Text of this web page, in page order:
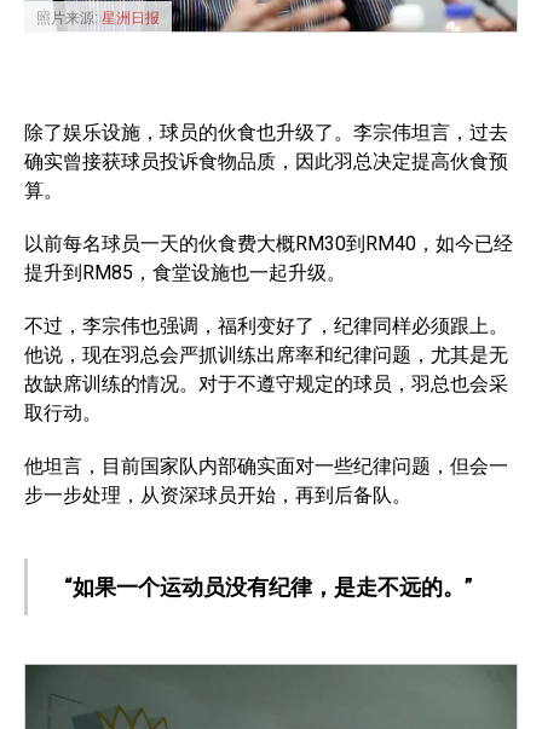
照片来源: 星洲日报
除了娱乐设施，球员的伙食也升级了。李宗伟坦言，过去
确实曾接获球员投诉食物品质，因此羽总决定提高伙食预
算。
以前每名球员一天的伙食费大概RM30到RM40，如今已经
提升到RM85，食堂设施也一起升级。
不过，李宗伟也强调，福利变好了，纪律同样必须跟上。
他说，现在羽总会严抓训练出席率和纪律问题，尤其是无
故缺席训练的情况。对于不遵守规定的球员，羽总也会采
取行动。
他坦言，目前国家队内部确实面对一些纪律问题，但会一
步一步处理，从资深球员开始，再到后备队。
“如果一个运动员没有纪律，是走不远的。”